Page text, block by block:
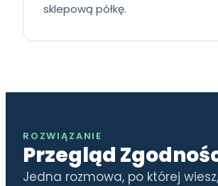
sklepową półkę.
ROZWIĄZANIE
Przegląd
Jedna rozmowa, po której